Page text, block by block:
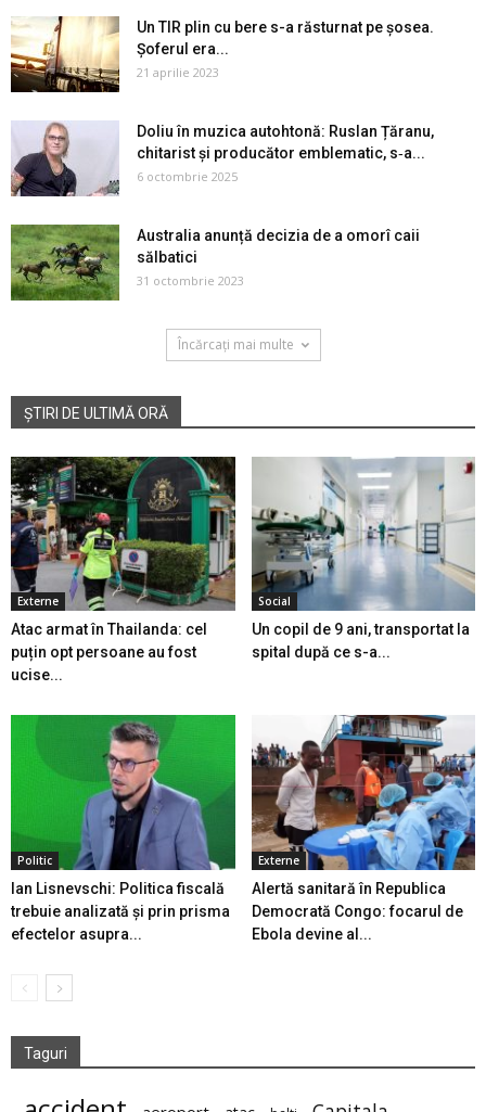
Un TIR plin cu bere s-a răsturnat pe șosea.
Șoferul era...
21 aprilie 2023
Doliu în muzica autohtonă: Ruslan Țăranu,
chitarist și producător emblematic, s‑a...
6 octombrie 2025
Australia anunță decizia de a omorî caii
sălbatici
31 octombrie 2023
Încărcați mai multe
ȘTIRI DE ULTIMĂ ORĂ
Externe
Atac armat în Thailanda: cel
puțin opt persoane au fost
ucise...
Social
Un copil de 9 ani, transportat la
spital după ce s-a...
Politic
Ian Lisnevschi: Politica fiscală
trebuie analizată și prin prisma
efectelor asupra...
Externe
Alertă sanitară în Republica
Democrată Congo: focarul de
Ebola devine al...
Taguri